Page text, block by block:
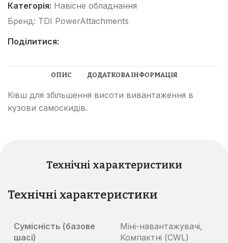
Категорія: Навісне обладнання
Бренд: TDI PowerAttachments
Поділитися:
ОПИС ДОДАТКОВА ІНФОРМАЦІЯ
Ківш для збільшення висоти вивантаження в
кузови самоскидів.
Технічні характеристики
Технічні характеристики
Сумісність (базове
шасі)
Міні-навантажувачі,
Компактні (CWL)